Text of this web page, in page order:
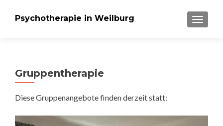
Psychotherapie in Weilburg
Gruppentherapie
Diese Gruppenangebote finden derzeit statt: